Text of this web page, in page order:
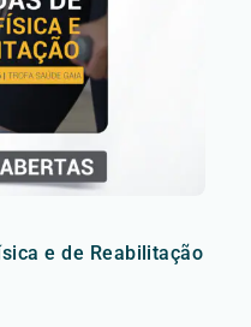
e de Reabilitação